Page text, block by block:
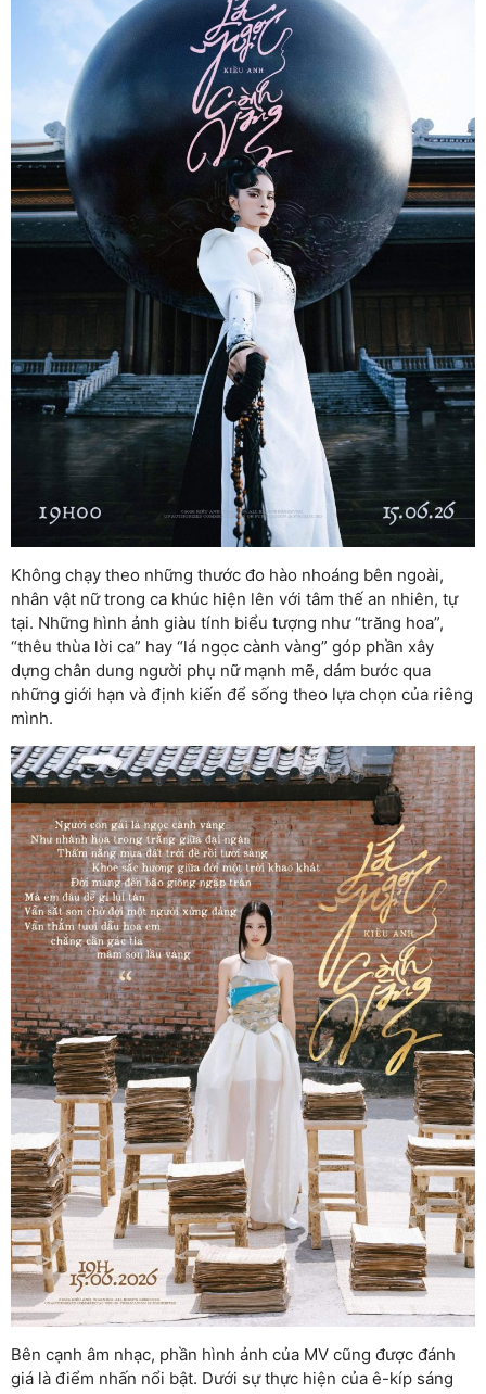
Không chạy theo những thước đo hào nhoáng bên ngoài,
nhân vật nữ trong ca khúc hiện lên với tâm thế an nhiên, tự
tại. Những hình ảnh giàu tính biểu tượng như “trăng hoa”,
“thêu thùa lời ca” hay “lá ngọc cành vàng” góp phần xây
dựng chân dung người phụ nữ mạnh mẽ, dám bước qua
những giới hạn và định kiến để sống theo lựa chọn của riêng
mình.
Bên cạnh âm nhạc, phần hình ảnh của MV cũng được đánh
giá là điểm nhấn nổi bật. Dưới sự thực hiện của ê-kíp sáng